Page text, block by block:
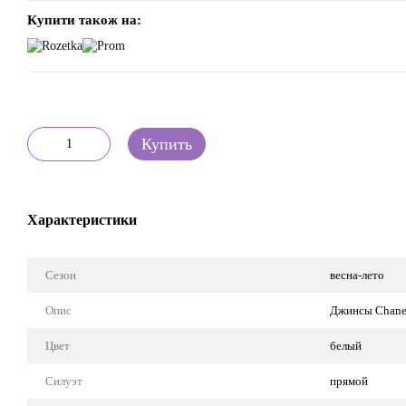
Купити також на:
Купить
Характеристики
Сезон весна-лето
Опис Джинсы
Цвет белый
Силуэт прямой